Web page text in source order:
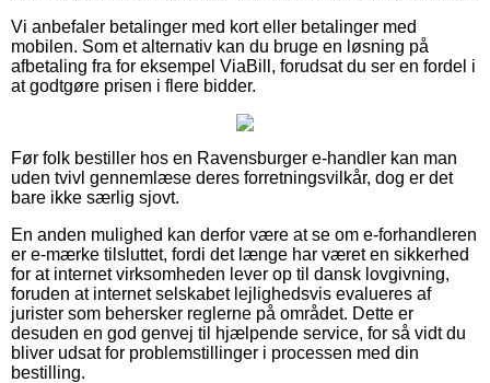
Vi anbefaler betalinger med kort eller betalinger med
mobilen. Som et alternativ kan du bruge en løsning på
afbetaling fra for eksempel ViaBill, forudsat du ser en fordel i
at godtgøre prisen i flere bidder.
Før folk bestiller hos en Ravensburger e-handler kan man
uden tvivl gennemlæse deres forretningsvilkår, dog er det
bare ikke særlig sjovt.
En anden mulighed kan derfor være at se om e-forhandleren
er e-mærke tilsluttet, fordi det længe har været en sikkerhed
for at internet virksomheden lever op til dansk lovgivning,
foruden at internet selskabet lejlighedsvis evalueres af
jurister som behersker reglerne på området. Dette er
desuden en god genvej til hjælpende service, for så vidt du
bliver udsat for problemstillinger i processen med din
bestilling.